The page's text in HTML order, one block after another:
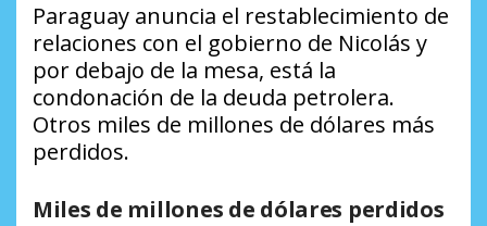
Paraguay anuncia el restablecimiento de
relaciones con el gobierno de Nicolás y
por debajo de la mesa, está la
condonación de la deuda petrolera.
Otros miles de millones de dólares más
perdidos.
Miles de millones de dólares perdidos